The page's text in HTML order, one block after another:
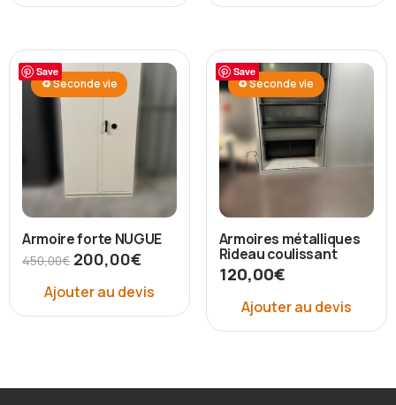
Save
♻ Seconde vie
Armoire forte NUGUE
450,00€ 200,00€
Ajouter au devis
Save
♻ Seconde vie
Armoires métalliques
Rideau coulissant
120,00€
Ajouter au devis